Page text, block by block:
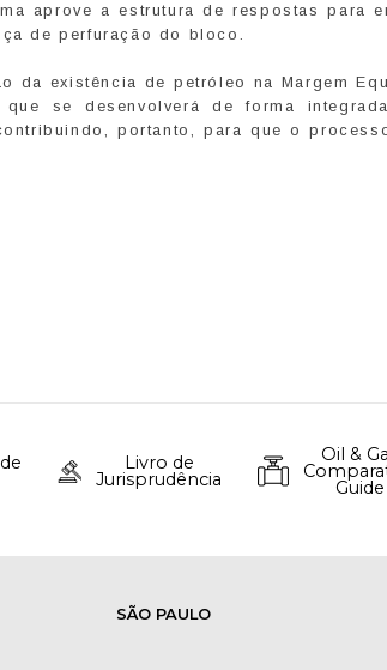
aprove a estrutura de respostas para
de perfuração do bloco.
da existência de petróleo na Margem
se desenvolverá de forma
portanto, para que o
Livro de
Jurisprudência
Oil &
Guide
SÃO PAULO